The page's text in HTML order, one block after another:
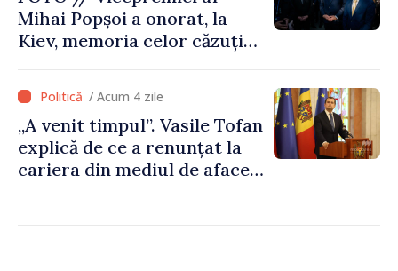
Mihai Popșoi a onorat, la
Kiev, memoria celor căzuți
„Acest război trebuie să
înceteze”/ Acum 4 zile
„A venit timpul”. Vasile Tofan
explică de ce a renunțat la
cariera din mediul de afaceri